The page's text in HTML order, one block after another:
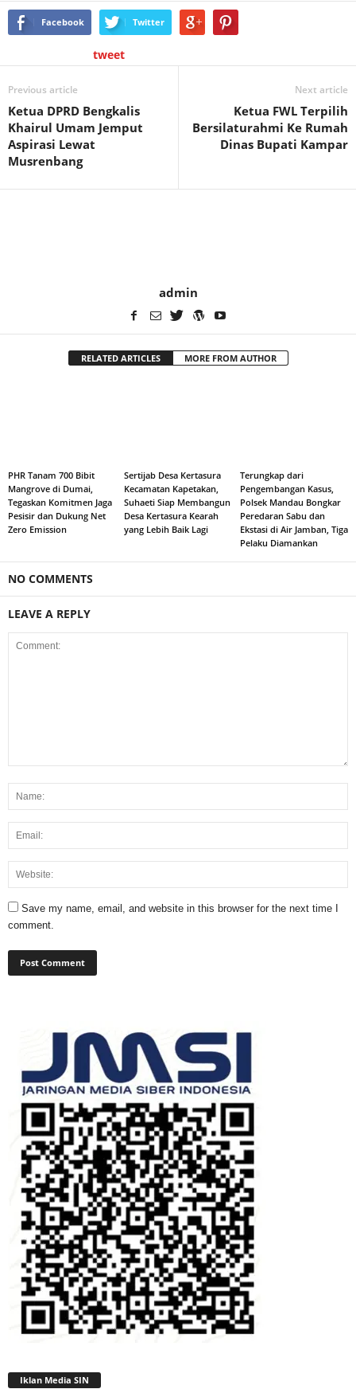
Facebook Twitter
tweet
Previous article
Ketua DPRD Bengkalis
Khairul Umam Jemput
Aspirasi Lewat
Musrenbang
Next article
Ketua FWL Terpilih
Bersilaturahmi Ke Rumah
Dinas Bupati Kampar
admin
RELATED ARTICLES MORE FROM AUTHOR
PHR Tanam 700 Bibit
Mangrove di Dumai,
Tegaskan Komitmen Jaga
Pesisir dan Dukung Net
Zero Emission
Sertijab Desa Kertasura
Kecamatan Kapetakan,
Suhaeti Siap Membangun
Desa Kertasura Kearah
yang Lebih Baik Lagi
Terungkap dari
Pengembangan Kasus,
Polsek Mandau Bongkar
Peredaran Sabu dan
Ekstasi di Air Jamban, Tiga
Pelaku Diamankan
NO COMMENTS
LEAVE A REPLY
Save my name, email, and website in this browser for the next time I
comment.
Iklan Media SIN